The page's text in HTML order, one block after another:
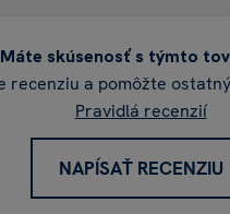
Máte skúsenosť s týmto
recenziu a pomôžte
Pravidlá recenzií
NAPÍSAŤ RECENZIU